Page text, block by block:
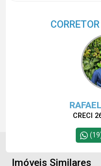
CRECI
Imóveis Similares